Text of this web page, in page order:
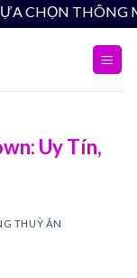
Uy Tín,
THUỲ ÂN